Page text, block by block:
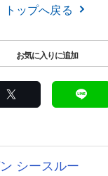
トップへ戻る